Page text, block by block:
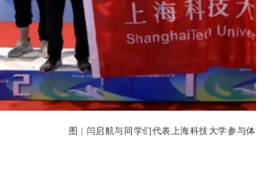
图 | 闫启航与同学们代表上海科技大学参与体